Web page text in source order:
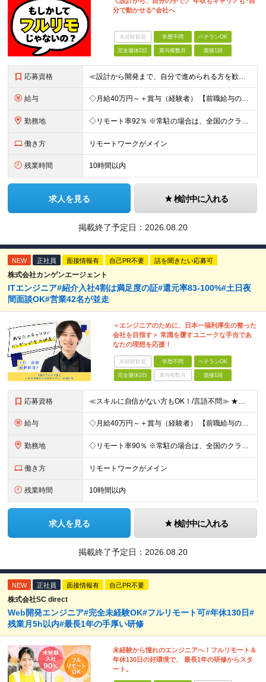
分で動かせる”会社へ
未経験歓迎 学歴不問 ベテランOK
完全週休2日 賞与複数月 面接1回
応募資格 ≪設計から開発まで、自分で進められる方を歓迎します≫ クライアントの要件をもとに、システムの構成や処理の流れを設計し、 そのまま開発まで形にできる方を想定しています。 ◆学歴不問／言語不問／前職の雇
給与 ◇月給40万円～＋賞与（経験者） 【前職給与の総収入額を保証】 ※上記には固定残業代（30時間分／6万7000円～）が含まれています。超過分は時間外手当を別途支給。 ※試用期間3ヶ月（期間中は契約社員
勤務地 ◇リモート率92％ ※常駐の場合は、全国のクライアント案件にアサイン予定（東京・神奈川・埼玉・千葉・愛知・大阪・福岡メイン） 【拠点】 ◆本社／東京都渋谷区道玄坂1丁目10番8号 渋谷道玄坂東急ビル
働き方 リモートワークがメイン
残業時間 10時間以内
求人を見る 検討中に入れる
掲載終了予定日： 2026.08.20
NEW 正社員 面接情報有 自己PR不要 話を聞きたい応募可
株式会社カンゲンエージェント
ITエンジニア#紹介入社4割は満足度の証#還元率83-100%#土日夜
間面談OK#営業42名が並走
＜エンジニアのために、日本一福利厚生の整った
会社を目指す＞ 常識を覆すユニークな手当であ
なたの理想を応援！
未経験歓迎 学歴不問 ベテランOK
完全週休2日 賞与複数月 面接1回
応募資格 ≪スキルに自信がない方もOK！/言語不問≫ ★第二新卒歓迎・ブランクがある方も歓迎！ ◆学歴不問 ◆微経験OK（何らかのエンジニア実務経験を1年以上お持ちの方） ＼エンジニアの皆様の不満を解決しま
給与 ◇月給40万円～＋賞与（経験者） 【前職給与の総収入額を保証】 ※上記には固定残業代（30時間分／6万7000円～）が含まれています。超過分は時間外手当を別途支給。 ※試用期間3ヶ月（期間中は契約社員
勤務地 ◇リモート率90％ ※常駐の場合は、全国のクライアント案件にアサイン予定（東京・神奈川・埼玉・千葉・愛知・大阪・福岡メイン） 【拠点】 ◆本社／東京都渋谷区道玄坂1丁目10番8号 渋谷道玄坂東急ビル
働き方 リモートワークがメイン
残業時間 10時間以内
求人を見る 検討中に入れる
掲載終了予定日： 2026.08.20
NEW 正社員 面接情報有 自己PR不要
株式会社SC direct
Web開発エンジニア#完全未経験OK#フルリモート可#年休130日#
残業月5h以内#最長1年の手厚い研修
未経験から憧れのエンジニアへ！フルリモート＆
年休130日の好環境で、 最長1年の研修からスタ
ート。